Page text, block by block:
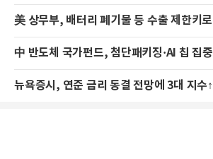
美 상무부, 배터리 폐기물 등 수출 제한키로
中 반도체 국가펀드, 첨단패키징·AI 칩 집중
뉴욕증시, 연준 금리 동결 전망에 3대 지수↑